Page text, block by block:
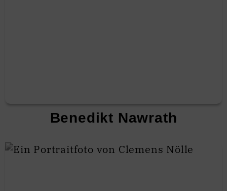
Benedikt Nawrath